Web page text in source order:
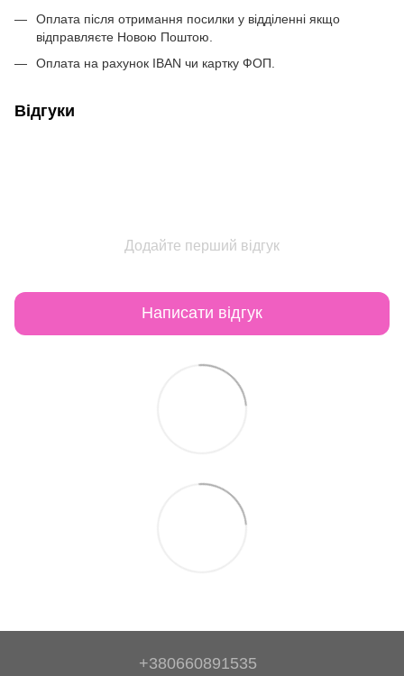
Оплата після отримання посилки у відділенні якщо
відправляєте Новою Поштою.
Оплата на рахунок IBAN чи картку ФОП.
Відгуки
Додайте перший відгук
Написати відгук
+380660891535